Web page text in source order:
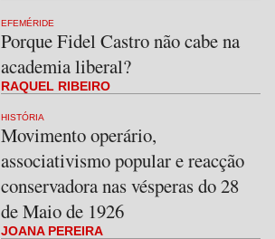
EFEMÉRIDE
Porque Fidel Castro não cabe na
academia liberal?
RAQUEL RIBEIRO
HISTÓRIA
Movimento operário,
associativismo popular e reacção
conservadora nas vésperas do 28
de Maio de 1926
JOANA PEREIRA